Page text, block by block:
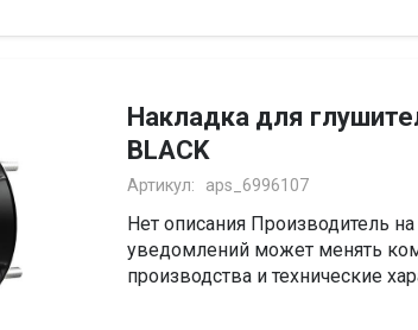
Накладка для
BLACK
Артикул: aps_6996107
Нет описания Производитель
уведомлений может менять
производства и технические